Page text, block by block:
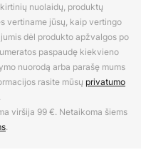
nuolaidų, produktų
vertiname jūsų, kaip vertingo
dėl produkto apžvalgos po
paspaudę kiekvieno
nuorodą arba parašę mums
rasite mūsų privatumo
.
viršija 99 €. Netaikoma šiems
.